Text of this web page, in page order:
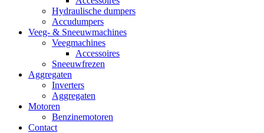
Hydraulische dumpers
Accudumpers
Veeg- & Sneeuwmachines
Veegmachines
Accessoires
Sneeuwfrezen
Aggregaten
Inverters
Aggregaten
Motoren
Benzinemotoren
Contact